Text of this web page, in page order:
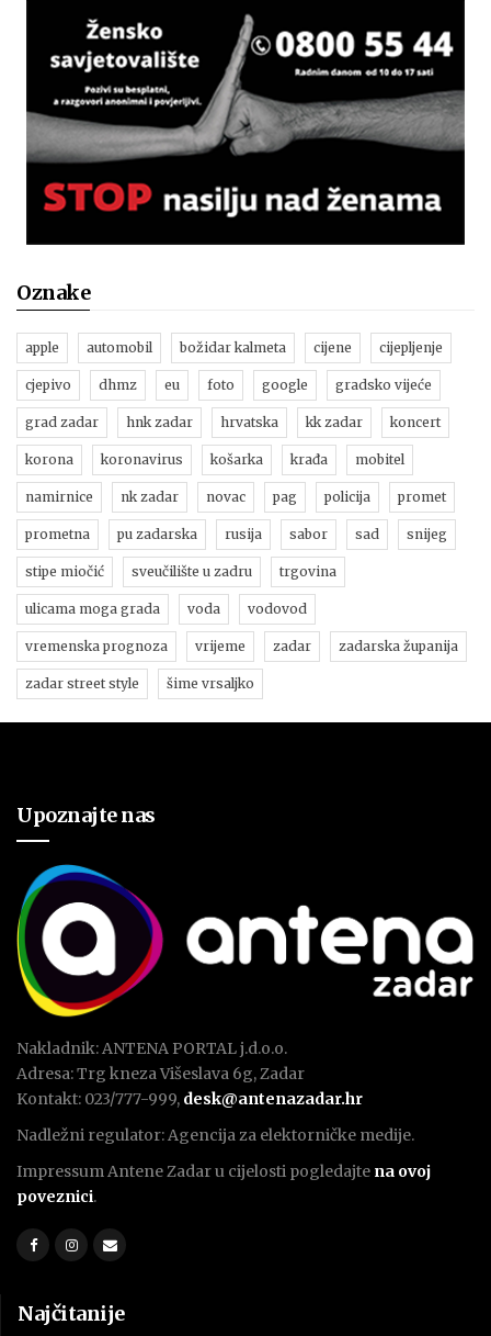
Oznake
apple automobil božidar kalmeta cijene cijepljenje
cjepivo dhmz eu foto google gradsko vijeće
grad zadar hnk zadar hrvatska kk zadar koncert
korona koronavirus košarka krađa mobitel
namirnice nk zadar novac pag policija promet
prometna pu zadarska rusija sabor sad snijeg
stipe miočić sveučilište u zadru trgovina
ulicama moga grada voda vodovod
vremenska prognoza vrijeme zadar zadarska županija
zadar street style šime vrsaljko
Upoznajte nas
Nakladnik: ANTENA PORTAL j.d.o.o.
Adresa: Trg kneza Višeslava 6g, Zadar
Kontakt: 023/777-999, desk@antenazadar.hr
Nadležni regulator: Agencija za elektorničke medije.
Impressum Antene Zadar u cijelosti pogledajte na ovoj
poveznici.
Najčitanije